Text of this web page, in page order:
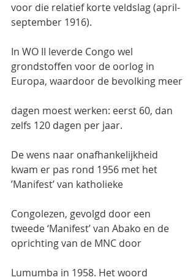
voor die relatief korte veldslag (april-
september 1916).
In WO II leverde Congo wel
grondstoffen voor de oorlog in
Europa, waardoor de bevolking meer
dagen moest werken: eerst 60, dan
zelfs 120 dagen per jaar.
De wens naar onafhankelijkheid
kwam er pas rond 1956 met het
’Manifest’ van katholieke
Congolezen, gevolgd door een
tweede ‘Manifest’ van Abako en de
oprichting van de MNC door
Lumumba in 1958. Het woord